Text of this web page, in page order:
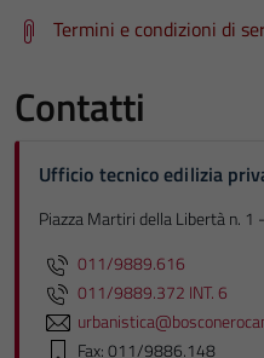
Termini e condizioni di
Contatti
Ufficio tecnico edilizia
Piazza Martiri della Libertà n. 1
011/9889.616
011/9889.372 INT. 6
Fax: 011/9886.148